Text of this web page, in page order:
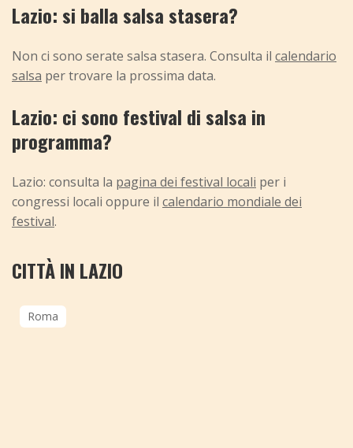
Lazio: si balla salsa stasera?
Non ci sono serate salsa stasera. Consulta il calendario
salsa per trovare la prossima data.
Lazio: ci sono festival di salsa in
programma?
Lazio: consulta la pagina dei festival locali per i
congressi locali oppure il calendario mondiale dei
festival.
CITTÀ IN LAZIO
Roma